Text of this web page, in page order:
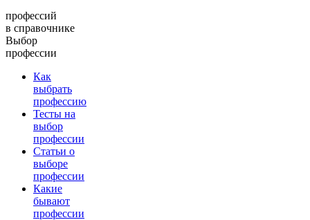
профессий
в справочнике
Выбор
профессии
Как
выбрать
профессию
Тесты на
выбор
профессии
Статьи о
выборе
профессии
Какие
бывают
профессии